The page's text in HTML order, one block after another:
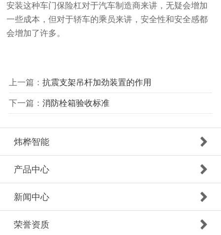
安装这种车门保险杠对于汽车制造商来讲，无疑会增加
一些成本，但对于轿车的乘员来讲，安全性和安全感都
会增加了许多。
上一篇： 抗震支架吊杆加劲装置的作用
下一篇： 消防栓箱验收标准
炜桦智能
产品中心
新闻中心
荣誉资质